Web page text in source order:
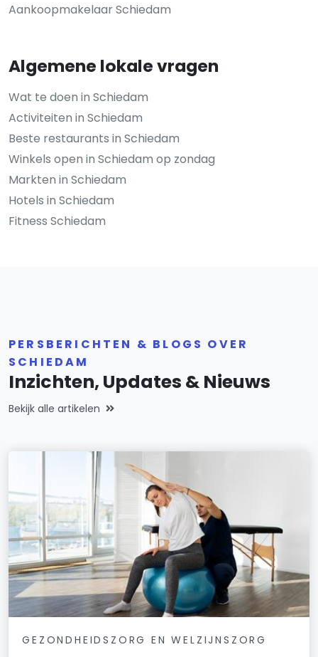
Aankoopmakelaar Schiedam
Algemene lokale vragen
Wat te doen in Schiedam
Activiteiten in Schiedam
Beste restaurants in Schiedam
Winkels open in Schiedam op zondag
Markten in Schiedam
Hotels in Schiedam
Fitness Schiedam
PERSBERICHTEN & BLOGS OVER
SCHIEDAM
Inzichten, Updates & Nieuws
Bekijk alle artikelen
GEZONDHEIDSZORG EN WELZIJNSZORG